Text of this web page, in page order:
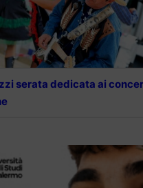
serata dedicata ai